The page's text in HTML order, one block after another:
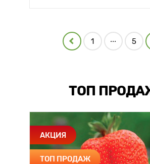
1 ... 5
ТОП
АКЦИЯ
ТОП ПРОДАЖ